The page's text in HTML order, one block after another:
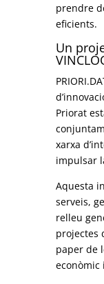
prendre
eficients.
Un
Priorat
xarxa
impulsar
Aquesta
serveis,
relleu
projectes
paper de
econòmic